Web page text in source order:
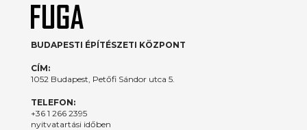
BUDAPESTI ÉPÍTÉSZETI KÖZPONT
CÍM:
1052 Budapest, Petőfi Sándor utca 5.
TELEFON:
+36 1 266 2395
nyitvatartási időben